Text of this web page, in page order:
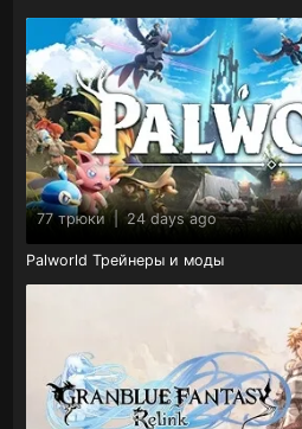
77 трюки | 24 days ago
Palworld Трейнеры и моды